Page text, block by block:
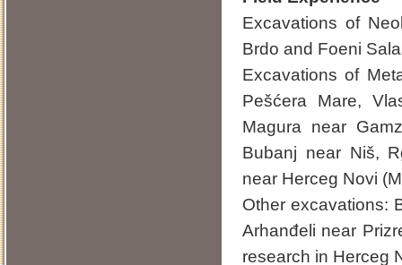
Excavations of
Brdo and Foeni
Excavations of
Pešćera Mare,
Magura near
Bubanj near Niš,
near Herceg Novi
Other excavations:
Arhanđeli near
research in Herceg